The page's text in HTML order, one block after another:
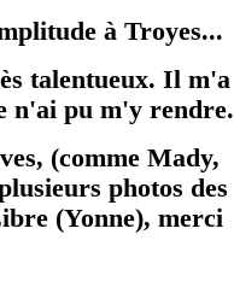
talentueux. Il m'a
n'ai pu m'y rendre.
(comme Mady,
photos des
(Yonne), merci